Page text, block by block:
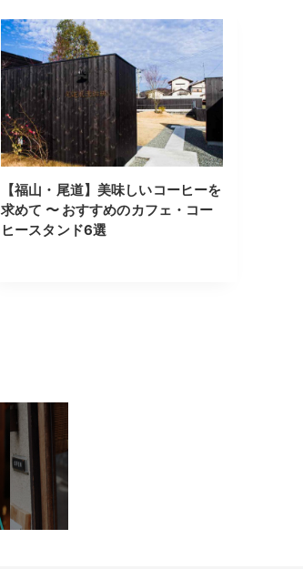
【福山・尾道】美味しいコーヒーを
求めて 〜 おすすめのカフェ・コー
ヒースタンド6選